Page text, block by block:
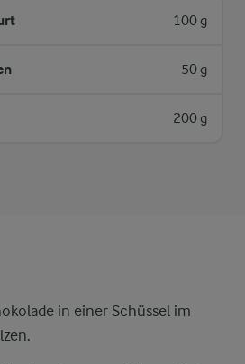
100 g
50 g
200 g
in einer Schüssel im